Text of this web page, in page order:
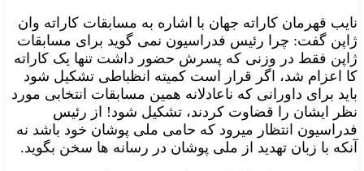
نایب قهرمان کاراته جهان با اشاره به مسابقات کاراته وان
ژاپن گفت: چرا رئیس فدراسیون نمی گوید برای مسابقات
ژاپن فقط در وزنی که پسرش حضور داشت تنها یک کاراته
کا اعزام شد، اگر قرار است کمیته انظباطی تشکیل شود
باید برای داورانی که ناعادلانه همین مسابقات انتخابی مورد
نظر ایشان را قضاوت کردند، تشکیل شود! از رئیس
فدراسیون انتظار میرود که حامی ملی پوشان خود باشد نه
آنکه با زبان تهدید از ملی پوشان در رسانه ها سخن بگوید.